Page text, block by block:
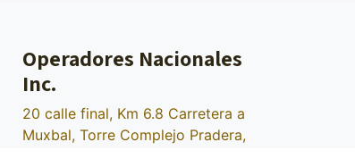
Operadores Nacionales
Inc.
20 calle final, Km 6.8 Carretera a
Muxbal, Torre Complejo Pradera,